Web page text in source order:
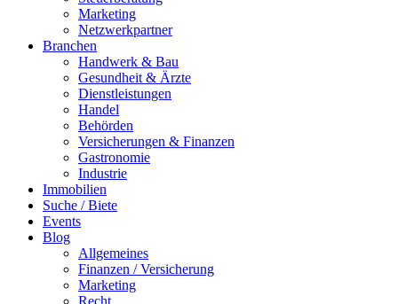
Marketing
Netzwerkpartner
Branchen
Handwerk & Bau
Gesundheit & Ärzte
Dienstleistungen
Handel
Behörden
Versicherungen & Finanzen
Gastronomie
Industrie
Immobilien
Suche / Biete
Events
Blog
Allgemeines
Finanzen / Versicherung
Marketing
Recht